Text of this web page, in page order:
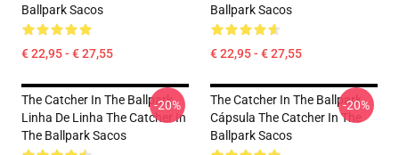
Ballpark Sacos
€ 22,95 - € 27,55
Ballpark Sacos
€ 22,95 - € 27,55
The Catcher In The Ballpark
Linha De Linha The Catcher In
The Ballpark Sacos
-20%
The Catcher In The Ballpark
Cápsula The Catcher In The
Ballpark Sacos
-20%